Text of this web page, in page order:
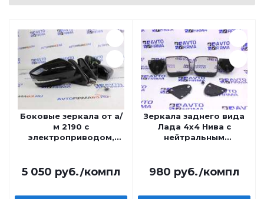
Боковые зеркала от а/
м 2190 с
электроприводом,
в цвет для а/м 21214
Урбан
5 050 руб./компл
Зеркала заднего вида
Лада 4x4 Нива с
нейтральным
980 руб./компл